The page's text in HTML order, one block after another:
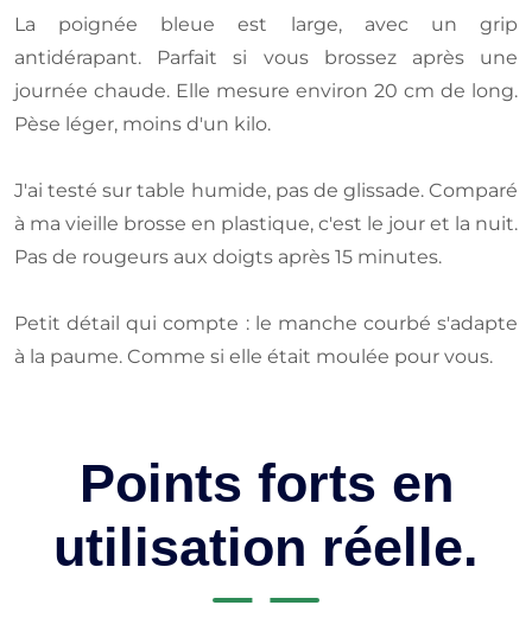
La poignée bleue est large, avec un grip
antidérapant. Parfait si vous brossez après une
journée chaude. Elle mesure environ 20 cm de long.
Pèse léger, moins d'un kilo.
J'ai testé sur table humide, pas de glissade. Comparé
à ma vieille brosse en plastique, c'est le jour et la nuit.
Pas de rougeurs aux doigts après 15 minutes.
Petit détail qui compte : le manche courbé s'adapte
à la paume. Comme si elle était moulée pour vous.
Points forts en
utilisation réelle.